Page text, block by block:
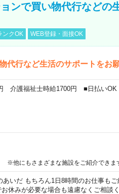
ンで買い物代行などの
ンクOK WEB登録・面接OK
代行など生活のサポートをお
介護福祉士時給1700円 ■日払いOK
※他にもさまざまな施設をご紹介できま
いだ もちろん1日8時間のお仕事も
休みが必要な場合も遠慮なくご相談